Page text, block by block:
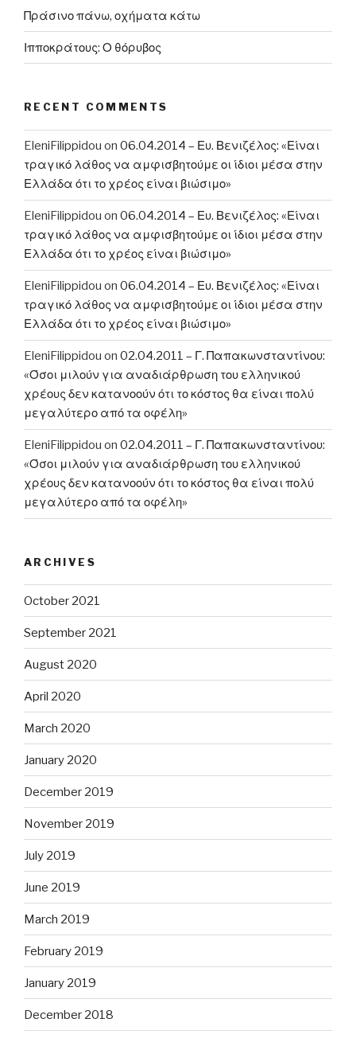
Κυπριακού”
Πράσινο πάνω, οχήματα κάτω
Ιπποκράτους: Ο θόρυβος
RECENT COMMENTS
EleniFilippidou on 06.04.2014 – Ευ. Βενιζέλος: «Είναι
τραγικό λάθος να αμφισβητούμε οι ίδιοι μέσα στην
Ελλάδα ότι το χρέος είναι βιώσιμο»
EleniFilippidou on 06.04.2014 – Ευ. Βενιζέλος: «Είναι
τραγικό λάθος να αμφισβητούμε οι ίδιοι μέσα στην
Ελλάδα ότι το χρέος είναι βιώσιμο»
EleniFilippidou on 06.04.2014 – Ευ. Βενιζέλος: «Είναι
τραγικό λάθος να αμφισβητούμε οι ίδιοι μέσα στην
Ελλάδα ότι το χρέος είναι βιώσιμο»
EleniFilippidou on 02.04.2011 – Γ. Παπακωνσταντίνου:
«Όσοι μιλούν για αναδιάρθρωση του ελληνικού
χρέους δεν κατανοούν ότι το κόστος θα είναι πολύ
μεγαλύτερο από τα οφέλη»
EleniFilippidou on 02.04.2011 – Γ. Παπακωνσταντίνου:
«Όσοι μιλούν για αναδιάρθρωση του ελληνικού
χρέους δεν κατανοούν ότι το κόστος θα είναι πολύ
μεγαλύτερο από τα οφέλη»
ARCHIVES
October 2021
September 2021
August 2020
April 2020
March 2020
January 2020
December 2019
November 2019
July 2019
June 2019
March 2019
February 2019
January 2019
December 2018